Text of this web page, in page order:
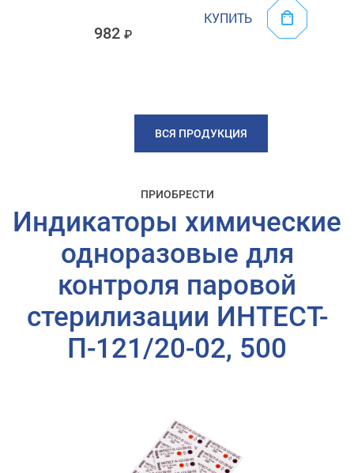
982
КУПИТЬ
ВСЯ ПРОДУКЦИЯ
ПРИОБРЕСТИ
Индикаторы химические
одноразовые для
контроля паровой
стерилизации ИНТЕСТ-
П-121/20-02, 500